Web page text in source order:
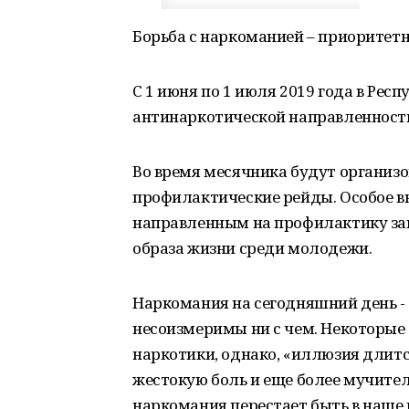
Борьба с наркоманией –
С 1 июня по 1 июля 2019 года в
антинаркотической
Во время месячника будут
профилактические рейды. Особое
направленным на профилактику
образа жизни среди молодежи.
Наркомания на сегодняшний день
несоизмеримы ни с чем.
наркотики, однако, «иллюзия
жестокую боль и еще более